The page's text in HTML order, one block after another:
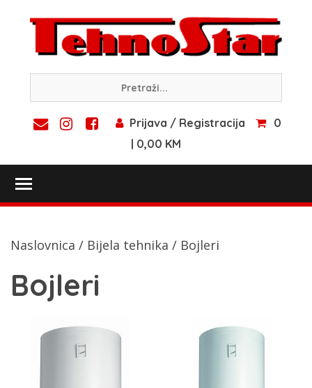
content
Prijava / Registracija
0
| 0,00 KM
Naslovnica / Bijela tehnika / Bojleri
Bojleri